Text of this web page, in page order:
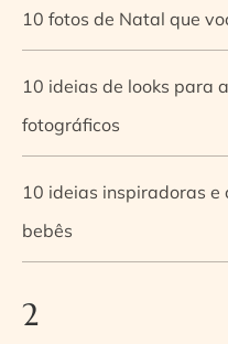
10 fotos de Natal que
10 ideias de looks para
fotográficos
10 ideias inspiradoras
bebês
2